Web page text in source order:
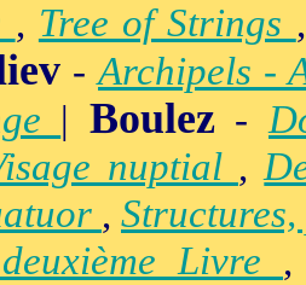
, Tree of Strings
-Archipels -
| Boulez-
nuptial ,
,
Livre